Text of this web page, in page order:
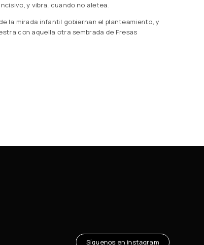
y vibra, cuando no aletea.
la mirada infantil gobiernan el planteamiento, y
con aquella otra sembrada de Fresas
Síguenos en instagram